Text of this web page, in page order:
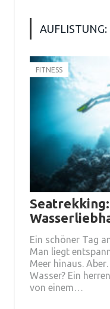
AUFLISTUNG:
FITNESS
Ein schöner Tag
Man liegt
Meer hinaus.
Wasser? Ein
von einem…